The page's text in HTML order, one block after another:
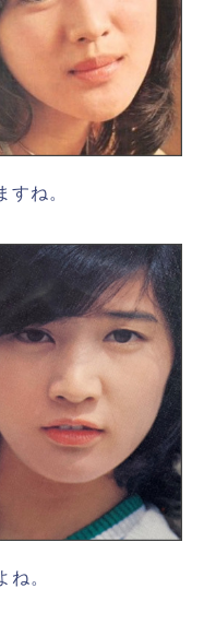
すね。
ね。